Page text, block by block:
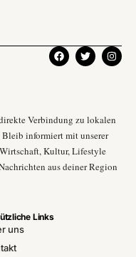
Verbindung zu lokalen
informiert mit unserer
Kultur, Lifestyle
aus deiner Region
Links
uns